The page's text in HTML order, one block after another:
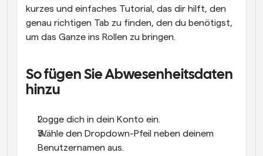
kurzes und einfaches Tutorial, das dir hilft, den
genau richtigen Tab zu finden, den du benötigst,
um das Ganze ins Rollen zu bringen.
So fügen Sie Abwesenheitsdaten
hinzu
Logge dich in dein Konto ein.
Wähle den Dropdown-Pfeil neben deinem
Benutzernamen aus.